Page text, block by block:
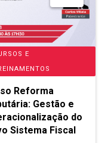
E
Reforma
Gestão e
do
Sistema Fiscal